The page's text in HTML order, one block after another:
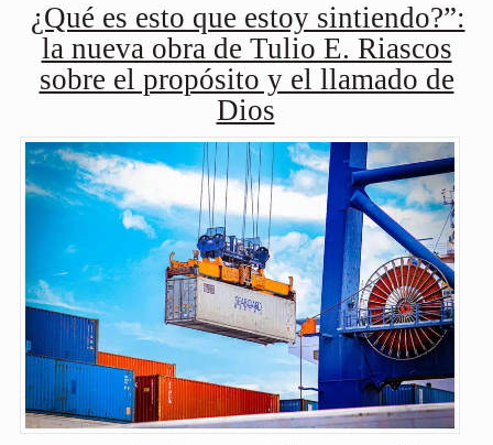
¿Qué es esto que estoy sintiendo?”:
la nueva obra de Tulio E. Riascos
sobre el propósito y el llamado de
Dios